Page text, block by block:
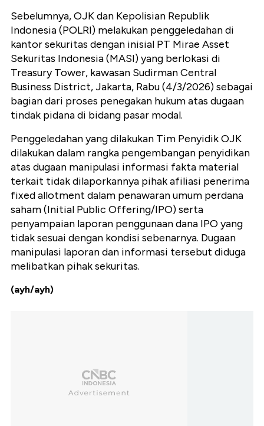
Sebelumnya, OJK dan Kepolisian Republik
Indonesia (POLRI) melakukan penggeledahan di
kantor sekuritas dengan inisial PT Mirae Asset
Sekuritas Indonesia (MASI) yang berlokasi di
Treasury Tower, kawasan Sudirman Central
Business District, Jakarta, Rabu (4/3/2026) sebagai
bagian dari proses penegakan hukum atas dugaan
tindak pidana di bidang pasar modal.
Penggeledahan yang dilakukan Tim Penyidik OJK
dilakukan dalam rangka pengembangan penyidikan
atas dugaan manipulasi informasi fakta material
terkait tidak dilaporkannya pihak afiliasi penerima
fixed allotment dalam penawaran umum perdana
saham (Initial Public Offering/IPO) serta
penyampaian laporan penggunaan dana IPO yang
tidak sesuai dengan kondisi sebenarnya. Dugaan
manipulasi laporan dan informasi tersebut diduga
melibatkan pihak sekuritas.
(ayh/ayh)